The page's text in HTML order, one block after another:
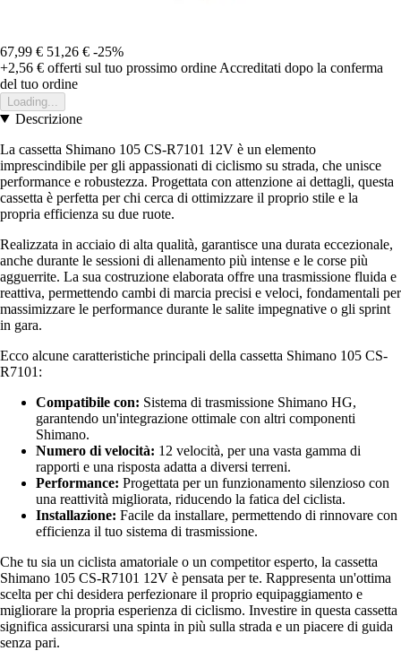
67,99 € 51,26 € -25%
+2,56 € offerti sul tuo prossimo ordine Accreditati dopo la conferma
del tuo ordine
Loading...
Descrizione
La cassetta Shimano 105 CS-R7101 12V è un elemento
imprescindibile per gli appassionati di ciclismo su strada, che unisce
performance e robustezza. Progettata con attenzione ai dettagli, questa
cassetta è perfetta per chi cerca di ottimizzare il proprio stile e la
propria efficienza su due ruote.
Realizzata in acciaio di alta qualità, garantisce una durata eccezionale,
anche durante le sessioni di allenamento più intense e le corse più
agguerrite. La sua costruzione elaborata offre una trasmissione fluida e
reattiva, permettendo cambi di marcia precisi e veloci, fondamentali per
massimizzare le performance durante le salite impegnative o gli sprint
in gara.
Ecco alcune caratteristiche principali della cassetta Shimano 105 CS-
R7101:
Compatibile con: Sistema di trasmissione Shimano HG,
garantendo un'integrazione ottimale con altri componenti
Shimano.
Numero di velocità: 12 velocità, per una vasta gamma di
rapporti e una risposta adatta a diversi terreni.
Performance: Progettata per un funzionamento silenzioso con
una reattività migliorata, riducendo la fatica del ciclista.
Installazione: Facile da installare, permettendo di rinnovare con
efficienza il tuo sistema di trasmissione.
Che tu sia un ciclista amatoriale o un competitor esperto, la cassetta
Shimano 105 CS-R7101 12V è pensata per te. Rappresenta un'ottima
scelta per chi desidera perfezionare il proprio equipaggiamento e
migliorare la propria esperienza di ciclismo. Investire in questa cassetta
significa assicurarsi una spinta in più sulla strada e un piacere di guida
senza pari.